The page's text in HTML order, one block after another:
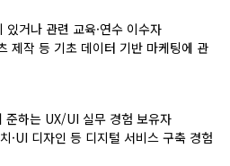
있거나 관련 교육·연수 이수자
제작 등 기초 데이터 기반 마케팅에 관
준하는 UX/UI 실무 경험 보유자
·UI 디자인 등 디지털 서비스 구축 경험